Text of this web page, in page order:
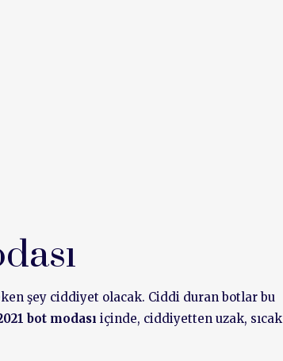
şey ciddiyet olacak. Ciddi duran botlar bu
bot modası içinde, ciddiyetten uzak, sıcak